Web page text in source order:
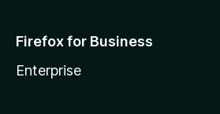
Firefox for Business
Enterprise